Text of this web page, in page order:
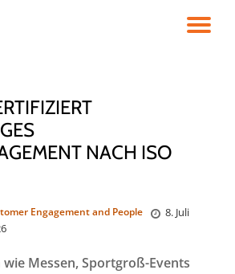
NACH ISO
Engagement and People
8. Juli
Messen, Sportgroß-Events